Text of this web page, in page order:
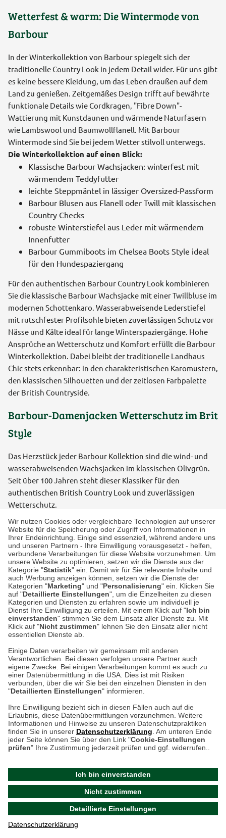
Wir nutzen Cookies oder vergleichbare Technologien auf unserer
Website für die Speicherung oder Zugriff von Informationen in
Ihrer Endeinrichtung. Einige sind essenziell, während andere uns
und unseren Partnern - Ihre Einwilligung vorausgesetzt - helfen,
verbundene Verarbeitungen für diese Website vorzunehmen. Um
unsere Website zu optimieren, setzen wir die Dienste aus der
Kategorie "Statistik" ein. Damit wir für Sie relevante Inhalte und
auch Werbung anzeigen können, setzen wir die Dienste der
Kategorien "Marketing" und "Personalisierung" ein. Klicken Sie
auf "Detaillierte Einstellungen", um die Einzelheiten zu diesen
Kategorien und Diensten zu erfahren sowie um individuell je
Dienst Ihre Einwilligung zu erteilen. Mit einem Klick auf "Ich bin
einverstanden" stimmen Sie dem Einsatz aller Dienste zu. Mit
Klick auf "Nicht zustimmen" lehnen Sie den Einsatz aller nicht
essentiellen Dienste ab.
Einige Daten verarbeiten wir gemeinsam mit anderen
Verantwortlichen. Bei diesen verfolgen unsere Partner auch
eigene Zwecke. Bei einigen Verarbeitungen kommt es auch zu
einer Datenübermittlung in die USA. Dies ist mit Risiken
verbunden, über die wir Sie bei den einzelnen Diensten in den
"Detaillierten Einstellungen" informieren.
Ihre Einwilligung bezieht sich in diesen Fällen auch auf die
Erlaubnis, diese Datenübermittlungen vorzunehmen. Weitere
Informationen und Hinweise zu unseren Datenschutzpraktiken
finden Sie in unserer Datenschutzerklärung . Am unteren Ende
jeder Seite können Sie über den Link "Cookie-Einstellungen
prüfen" Ihre Zustimmung jederzeit prüfen und ggf. widerrufen..
Ich bin einverstanden
Nicht zustimmen
Detaillierte Einstellungen
Datenschutzerklärung
Wetterfest & warm: Die Wintermode von
Barbour
In der Winterkollektion von Barbour spiegelt sich der
traditionelle Country Look in jedem Detail wider. Für uns gibt
es keine bessere Kleidung, um das Leben draußen auf dem
Land zu genießen. Zeitgemäßes Design trifft auf bewährte
funktionale Details wie Cordkragen, "Fibre Down"-
Wattierung mit Kunstdaunen und wärmende Naturfasern
wie Lambswool und Baumwollflanell. Mit Barbour
Wintermode sind Sie bei jedem Wetter stilvoll unterwegs.
Die Winterkollektion auf einen Blick:
Klassische Barbour Wachsjacken: winterfest mit
wärmendem Teddyfutter
leichte Steppmäntel in lässiger Oversized-Passform
Barbour Blusen aus Flanell oder Twill mit klassischen
Country Checks
robuste Winterstiefel aus Leder mit wärmendem
Innenfutter
Barbour Gummiboots im Chelsea Boots Style ideal
für den Hundespaziergang
Für den authentischen Barbour Country Look kombinieren
Sie die klassische Barbour Wachsjacke mit einer Twillbluse im
modernen Schottenkaro. Wasserabweisende Lederstiefel
mit rutschfester Profilsohle bieten zuverlässigen Schutz vor
Nässe und Kälte ideal für lange Winterspaziergänge. Hohe
Ansprüche an Wetterschutz und Komfort erfüllt die Barbour
Winterkollektion. Dabei bleibt der traditionelle Landhaus
Chic stets erkennbar: in den charakteristischen Karomustern,
den klassischen Silhouetten und der zeitlosen Farbpalette
der British Countryside.
Barbour-Damenjacken Wetterschutz im Brit
Style
Das Herzstück jeder Barbour Kollektion sind die wind- und
wasserabweisenden Wachsjacken im klassischen Olivgrün.
Seit über 100 Jahren steht dieser Klassiker für den
authentischen British Country Look und zuverlässigen
Wetterschutz.
Die Barbour Jackenkollektion im Überblick:
Robuster Klassiker im zeitlosen Look: Wachsjacken
aus gewachster Baumwolle
Bewährtes Design & Barbour Basic: die Liddesdale
Steppjacke
leichte Kurz-Steppjacken wie die Flyweight Cavalry
oder Haydock
moderne Regenparkas für wechselhaftes
Herbstwetter
leichte Sommerjacken & Overshirts aus Baumwolle
Klassische Wachsjacke, leichte Steppjacke oder wetterfester
Regenparka die Barbour Damenjacken bieten für Damen, die
den dezenten British Country Look schätzen, immer das
passende Modell. Olivgrün, Navy, Khaki und Beige die
klassischen Farben der britischen Countryside stehen für
Understatement und einen unaufgeregten, klassischen
Kleidungsstil. Ausgerüstet mit wärmendem Teddyfutter,
speziellen Westeneinsätzen oder der Kunstdaune "Fibre
Down" bieten die Barbour Winterjacken Wetterschutz und
Landhaus-Stil treu.
Barbour Damenmode Qualität für die
Country Lady
Als autorisierter Barbour-Händler steht THE BRITISH SHOP
Cookie-Einstellungen in Ihrem Browser
ACHTUNG!
Ihr Browser speichert aktuell keine Cookies!
Leider können Sie in diesem Fall unseren Online-Shop
Bitte stellen Sie sicher, dass Ihr Browser unsere funktionalen
Cookies für die Dauer Ihres Besuchs auf unserer Website
akzeptiert. Unabhängig davon können Sie entscheiden,
welche zustimmungspflichtigen Cookies wir setzen dürfen.